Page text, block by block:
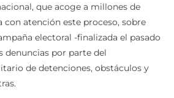
que acoge a millones de
con atención este proceso, sobre
electoral -finalizada el pasado
denuncias por parte del
de detenciones, obstáculos y